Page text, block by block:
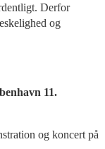
Derfor
og
11.
og koncert på